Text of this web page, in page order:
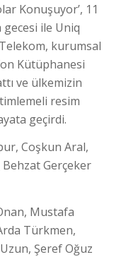
Konuşuyor’, 11
ile Uniq
Telekom, kurumsal
Kütüphanesi
ve ülkemizin
resim
geçirdi.
Coşkun Aral,
Behzat Gerçeker
Mustafa
Türkmen,
Şeref Oğuz